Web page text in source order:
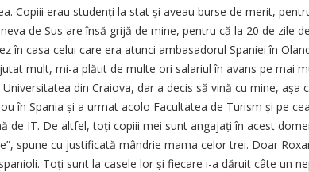
Copiii erau studenți la stat și aveau burse de merit,
de Sus are însă grijă de mine, pentru că la 20 de zile
în casa celui care era atunci ambasadorul Spaniei în
mult, mi-a plătit de multe ori salariul în avans pe mai
din Craiova, dar a decis să vină cu mine, așa
în Spania și a urmat acolo Facultatea de Turism și pe
de IT. De altfel, toți copiii mei sunt angajați în acest
spune cu justificată mândrie mama celor trei. Doar
Toți sunt la casele lor și fiecare i-a dăruit câte un